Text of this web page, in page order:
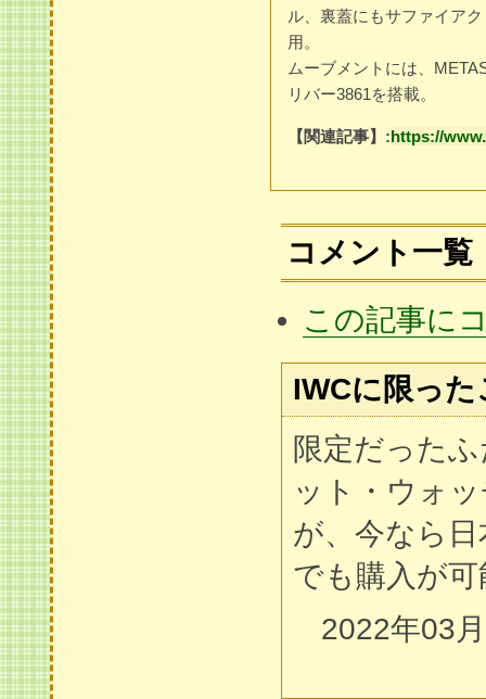
ル、裏蓋にもサファイア
用。
ムーブメントには、
リバー3861を搭載。
【関連記事】:https://
コメント一覧
この記事に
IWCに限っ
限定だった
ット・ウォ
が、今なら
でも購入が
2022年03